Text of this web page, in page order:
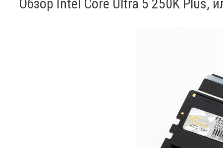
Обзор Intel Core Ultra 5 250K Plus,